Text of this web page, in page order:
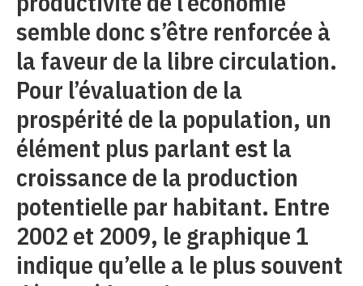
semble donc s’être renforcée à
la faveur de la libre circulation.
Pour l’évaluation de la
prospérité de la population, un
élément plus parlant est la
croissance de la production
potentielle par habitant. Entre
2002 et 2009, le graphique 1
indique qu’elle a le plus souvent